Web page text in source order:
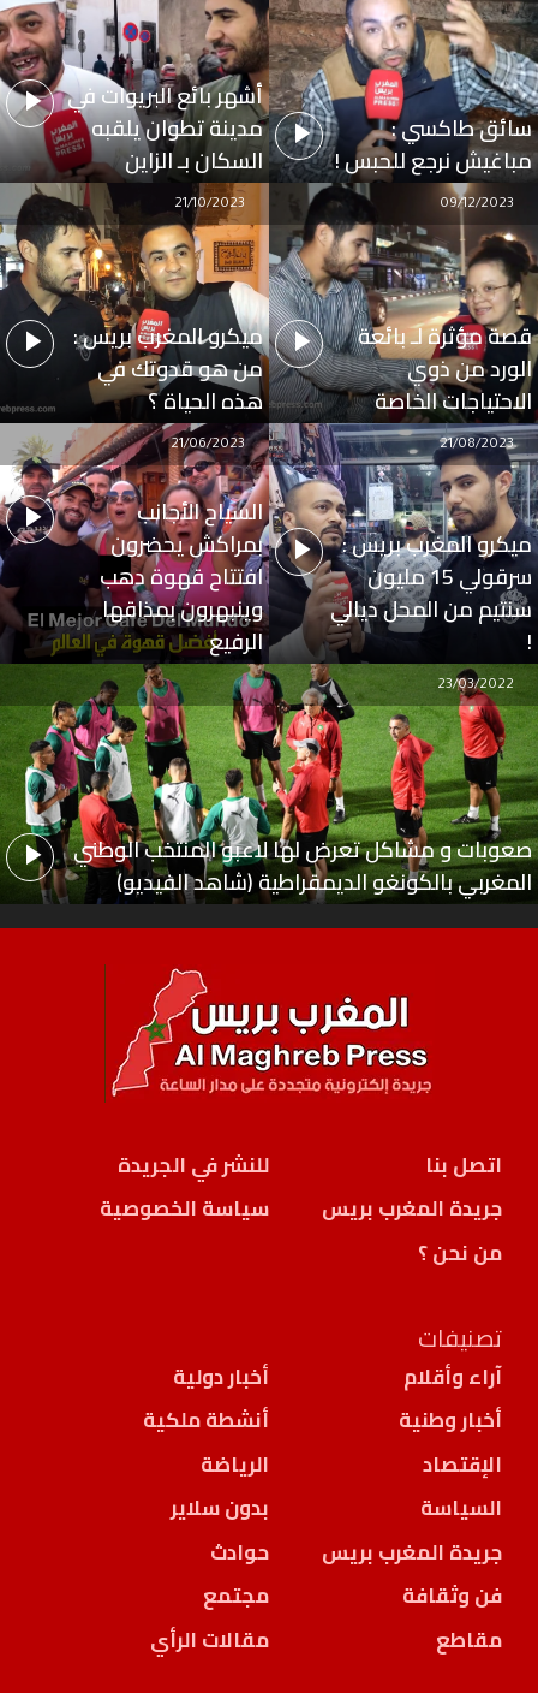
سائق طاكسي :
مباغيش نرجع للحبس !
أشهر بائع البريوات في
مدينة تطوان يلقبه
السكان بـ الزاين
قصة مؤثرة لـ بائعة
الورد من ذوي
الاحتياجات الخاصة
09/12/2023
ميكرو المغرب بريس :
من هو قدوتك في
هذه الحياة ؟
21/10/2023
ميكرو المغرب بريس :
سرقولي 15 مليون
سنتيم من المحل ديالي
!
21/08/2023
السياح الأجانب
بمراكش يحضرون
افتتاح قهوة دهب
وينبهرون بمذاقها
الرفيع
21/06/2023
صعوبات و مشاكل تعرض لها لاعبو المنتخب الوطني
المغربي بالكونغو الديمقراطية (شاهد الفيديو)
23/03/2022
اتصل بنا
للنشر في الجريدة
جريدة المغرب بريس
سياسة الخصوصية
من نحن ؟
تصنيفات
آراء وأقلام
أخبار دولية
أخبار وطنية
أنشطة ملكية
الإقتصاد
الرياضة
السياسة
بدون سلاير
جريدة المغرب بريس
حوادث
فن وثقافة
مجتمع
مقاطع
مقالات الرأي